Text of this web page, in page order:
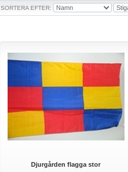
SORTERA EFTER:
Djurgården flagga stor